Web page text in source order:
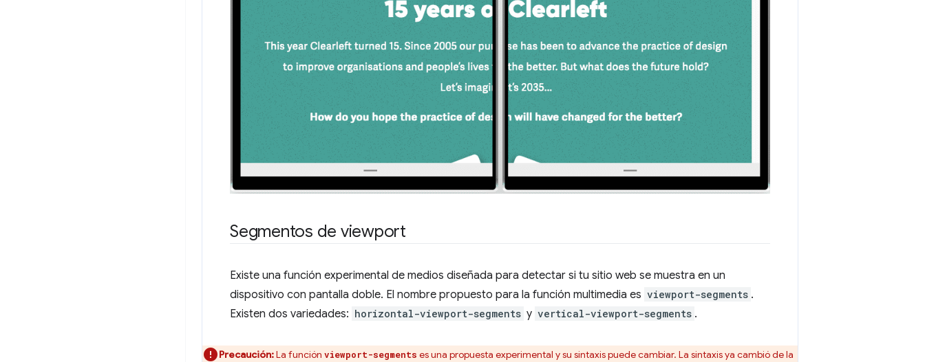
Segmentos de viewport
Existe una función experimental de medios diseñada para detectar si tu sitio web se muestra en un
dispositivo con pantalla doble. El nombre propuesto para la función multimedia es viewport-segments .
Existen dos variedades: horizontal-viewport-segments y vertical-viewport-segments .
Precaución:La función viewport-segments es una propuesta experimental y su sintaxis puede cambiar. La sintaxis ya cambió de la